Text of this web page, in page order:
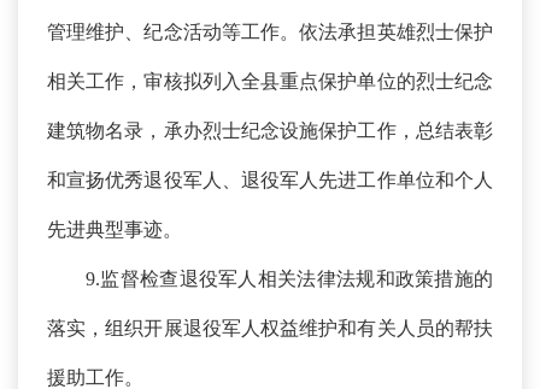
管理维护、纪念活动等工作。依法承担英雄烈士保护
相关工作，审核拟列入全县重点保护单位的烈士纪念
建筑物名录，承办烈士纪念设施保护工作，总结表彰
和宣扬优秀退役军人、退役军人先进工作单位和个人
先进典型事迹。
9.监督检查退役军人相关法律法规和政策措施的
落实，组织开展退役军人权益维护和有关人员的帮扶
援助工作。